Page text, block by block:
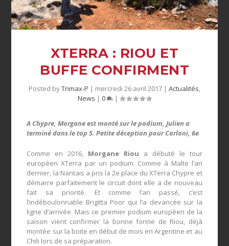
XTERRA : RIOU ET
BUFFE CONFIRMENT
Posted byTrimax-P | mercredi 26 avril 2017 | Actualités,
News | 0 |
A Chypre, Morgane est monté sur le podium, Julien a
terminé dans le top 5. Petite déception pour Carloni, 6e
Comme en 2016, Morgane Riou a débuté le tour
européen XTerra par un podium. Comme à Malte l’an
dernier, la Nantais a pris la 2e place du XTerra Chypre et
démarre parfaitement le circuit dont elle a de nouveau
fait sa priorité. Et comme l’an passé, c’est
l’indéboulonnable Brigitta Poor qui l’a devancée sur la
ligne d’arrivée. Mais ce premier podium européen de la
saison vient confirmer la bonne forme de Riou, déjà
montée sur la boite en début de mois en Argentine et au
Chili lors de sa préparation.